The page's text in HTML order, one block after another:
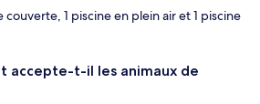
couverte, 1 piscine en plein air et 1 piscine
accepte-t-il les animaux de